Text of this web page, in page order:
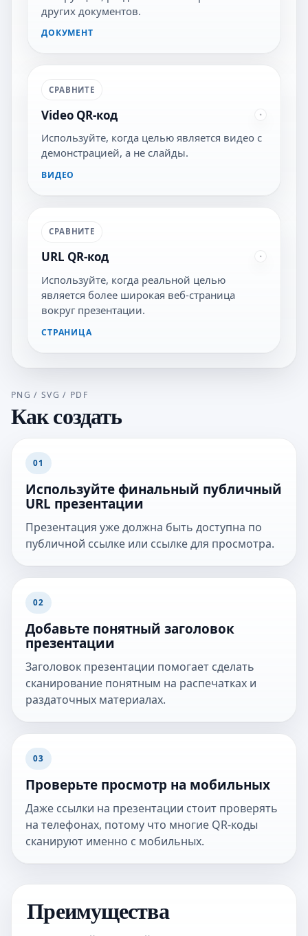
других документов.
ДОКУМЕНТ
СРАВНИТЕ
Video QR-код
Используйте, когда целью является видео с
демонстрацией, а не слайды.
ВИДЕО
СРАВНИТЕ
URL QR-код
Используйте, когда реальной целью
является более широкая веб-страница
вокруг презентации.
СТРАНИЦА
PNG / SVG / PDF
Как создать
01
Используйте финальный публичный
URL презентации
Презентация уже должна быть доступна по
публичной ссылке или ссылке для просмотра.
02
Добавьте понятный заголовок
презентации
Заголовок презентации помогает сделать
сканирование понятным на распечатках и
раздаточных материалах.
03
Проверьте просмотр на мобильных
Даже ссылки на презентации стоит проверять
на телефонах, потому что многие QR-коды
сканируют именно с мобильных.
Преимущества